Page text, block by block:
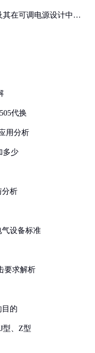
其在可调电源设计中的
代换
用分析
多少
分析
设备标准
要求解析
的
型、Z型